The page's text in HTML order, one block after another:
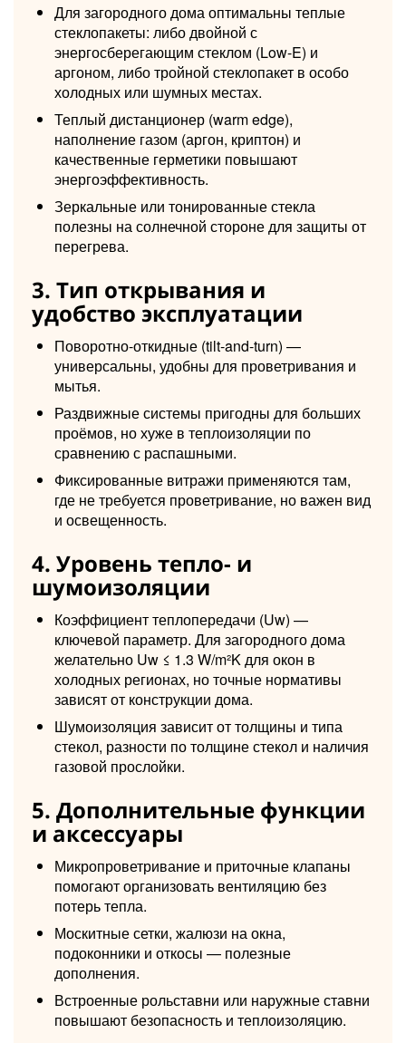
Для загородного дома оптимальны теплые
стеклопакеты: либо двойной с
энергосберегающим стеклом (Low-E) и
аргоном, либо тройной стеклопакет в особо
холодных или шумных местах.
Теплый дистанционер (warm edge),
наполнение газом (аргон, криптон) и
качественные герметики повышают
энергоэффективность.
Зеркальные или тонированные стекла
полезны на солнечной стороне для защиты от
перегрева.
3. Тип открывания и
удобство эксплуатации
Поворотно-откидные (tilt-and-turn) —
универсальны, удобны для проветривания и
мытья.
Раздвижные системы пригодны для больших
проёмов, но хуже в теплоизоляции по
сравнению с распашными.
Фиксированные витражи применяются там,
где не требуется проветривание, но важен вид
и освещенность.
4. Уровень тепло- и
шумоизоляции
Коэффициент теплопередачи (Uw) —
ключевой параметр. Для загородного дома
желательно Uw ≤ 1.3 W/m²K для окон в
холодных регионах, но точные нормативы
зависят от конструкции дома.
Шумоизоляция зависит от толщины и типа
стекол, разности по толщине стекол и наличия
газовой прослойки.
5. Дополнительные функции
и аксессуары
Микропроветривание и приточные клапаны
помогают организовать вентиляцию без
потерь тепла.
Москитные сетки, жалюзи на окна,
подоконники и откосы — полезные
дополнения.
Встроенные рольставни или наружные ставни
повышают безопасность и теплоизоляцию.